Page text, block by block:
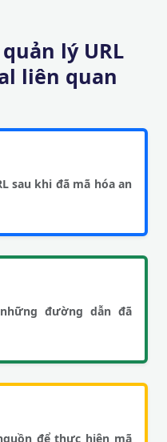
lý URL
liên quan
sau khi đã mã hóa an
đường dẫn đã
để thực hiện mã